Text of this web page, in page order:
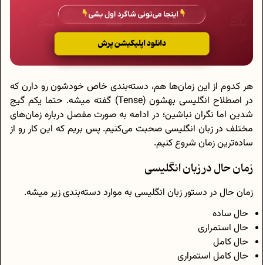
هر کدوم از این زمان‌ها هم، دسته‌بندی خاص خودشون رو دارن که
در اصطلاح انگلیسی بهشون (Tense) گفته میشه. حتما یکم گیج
شدین اما نگران نباشین؛ در ادامه به صورت مفصل درباره زمان‌های
مختلف در زبان انگلیسی صحبت می‌کنیم. پس بریم که این کار رو از
ساده‌ترین زمان شروع کنیم.
زمان حال در زبان انگلیسی
زمان حال در دستور زبان انگلیسی به موارد دسته‌بندی زیر میشه.
حال ساده
حال استمراری
حال کامل
حال کامل استمراری